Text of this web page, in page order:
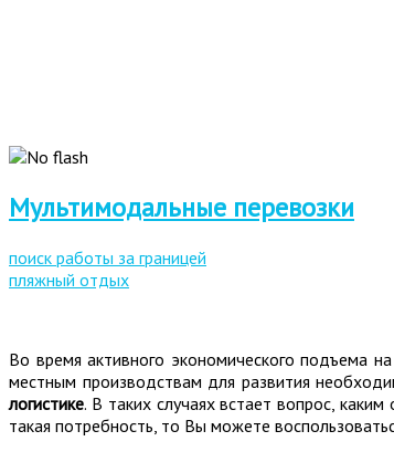
Мультимодальные перевозки
поиск работы за границей
пляжный отдых
Во время активного экономического подъема
местным производствам для развития
логистике. В таких случаях встает вопрос, каким
такая потребность, то Вы можете